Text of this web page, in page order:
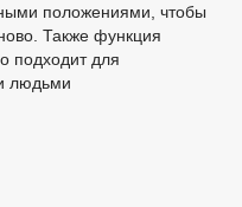
положениями, чтобы
Также функция
подходит для
людьми